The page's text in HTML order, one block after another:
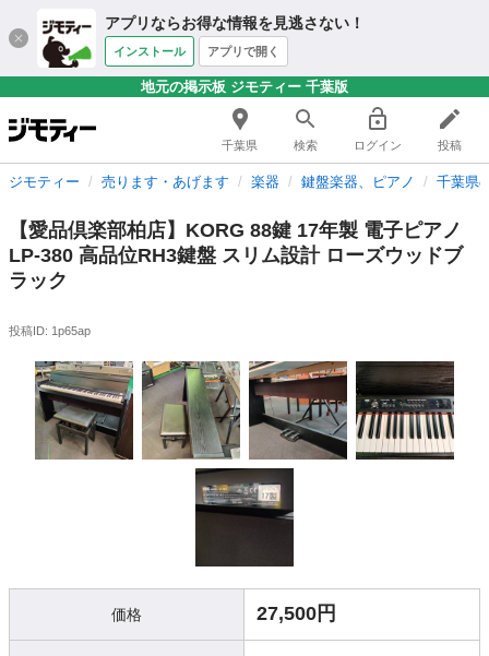
アプリならお得な情報を見逃さない！
インストール アプリで開く
地元の掲示板 ジモティー 千葉版
千葉県 検索 ログイン 投稿
ジモティー 売ります・あげます 楽器 鍵盤楽器、ピアノ 千葉県
【愛品倶楽部柏店】KORG 88鍵 17年製 電子ピアノ
LP-380 高品位RH3鍵盤 スリム設計 ローズウッドブ
ラック
投稿ID: 1p65ap
価格 27,500円